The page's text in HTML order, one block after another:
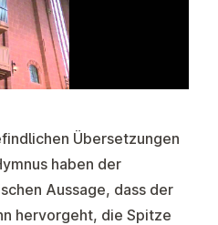
Übersetzungen
haben der
Aussage, dass der
hervorgeht, die Spitze